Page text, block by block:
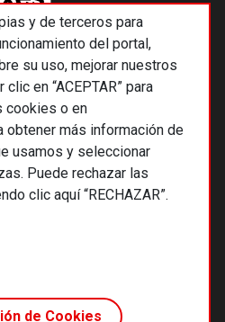
y de terceros para
del portal,
su uso, mejorar nuestros
en “ACEPTAR” para
cookies o en
obtener más información de
usamos y seleccionar
Puede rechazar las
clic aquí “RECHAZAR”.
de Cookies
económicas SCCL
de uso
de cookies